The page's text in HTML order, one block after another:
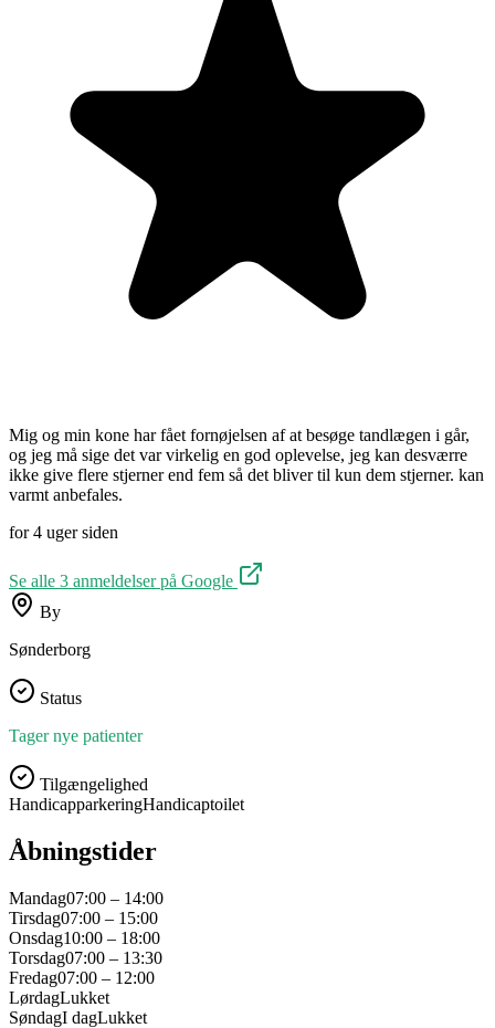
Mig og min kone har fået fornøjelsen af at besøge tandlægen i går,
og jeg må sige det var virkelig en god oplevelse, jeg kan desværre
ikke give flere stjerner end fem så det bliver til kun dem stjerner. kan
varmt anbefales.
for 4 uger siden
Se alle 3 anmeldelser på Google
By
Sønderborg
Status
Tager nye patienter
Tilgængelighed
HandicapparkeringHandicaptoilet
Åbningstider
Mandag07:00 – 14:00
Tirsdag07:00 – 15:00
Onsdag10:00 – 18:00
Torsdag07:00 – 13:30
Fredag07:00 – 12:00
LørdagLukket
SøndagI dagLukket